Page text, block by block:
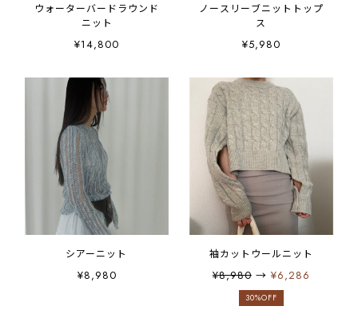
ウォーターバードラウンド
ニット
¥14,800
ノースリーブニットトップ
ス
¥5,980
シアーニット
¥8,980
袖カットウールニット
¥8,980→ ¥6,286
30%OFF